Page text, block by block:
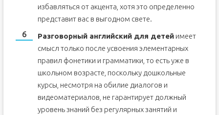
избавляться от акцента, хотя это определенно
представит вас в выгодном свете.
Разговорный английский для детейимеет
смысл только после усвоения элементарных
правил фонетики и грамматики, то есть уже в
школьном возрасте, поскольку дошкольные
курсы, несмотря на обилие диалогов и
видеоматериалов, не гарантирует должный
уровень знаний без регулярных занятий и